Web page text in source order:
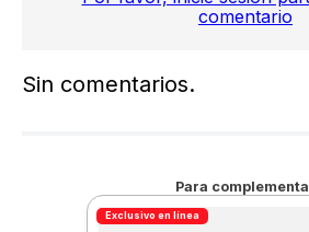
comentario
Sin comentarios.
Para
Exclusivo en línea